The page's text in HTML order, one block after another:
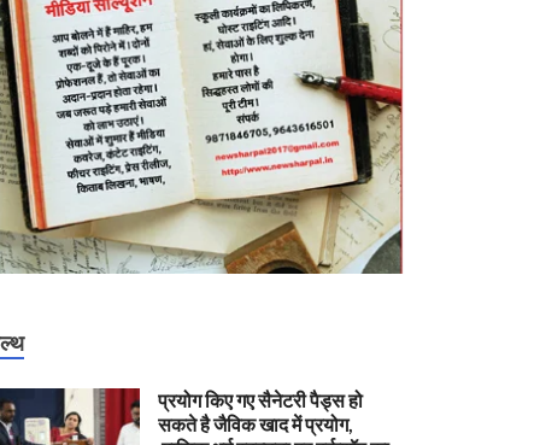
प्रयोग किए गए सैनेटरी पैड्स हो
सकते है जैविक खाद में प्रयोग,